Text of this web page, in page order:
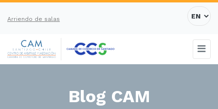
Arriendo de salas
Blog CAM